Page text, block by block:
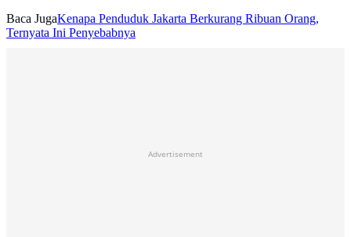
Baca JugaKenapa Penduduk Jakarta Berkurang Ribuan Orang,
Ternyata Ini Penyebabnya
Advertisement